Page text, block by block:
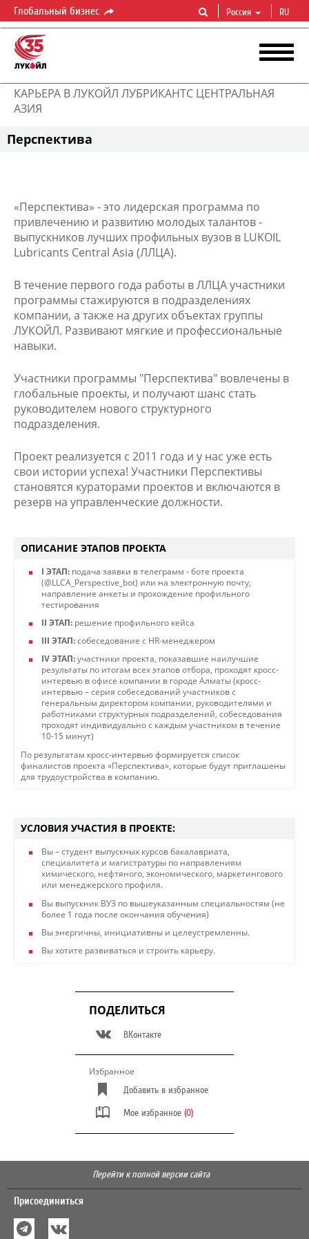
Глобальный бизнес Россия RU
КАРЬЕРА В ЛУКОЙЛ ЛУБРИКАНТС ЦЕНТРАЛЬНАЯ
АЗИЯ
Перспектива
«Перспектива» - это лидерская программа по
привлечению и развитию молодых талантов -
выпускников лучших профильных вузов в LUKOIL
Lubricants Central Asia (ЛЛЦА).
В течение первого года работы в ЛЛЦА участники
программы стажируются в подразделениях
компании, а также на других объектах группы
ЛУКОЙЛ. Развивают мягкие и профессиональные
навыки.
Участники программы "Перспектива" вовлечены в
глобальные проекты, и получают шанс стать
руководителем нового структурного
подразделения.
Проект реализуется с 2011 года и у нас уже есть
свои истории успеха! Участники Перспективы
становятся кураторами проектов и включаются в
резерв на управленческие должности.
ОПИСАНИЕ ЭТАПОВ ПРОЕКТА
I ЭТАП: подача заявки в телеграмм - боте проекта
(@LLCA_Perspective_bot) или на электронную почту,
направление анкеты и прохождение профильного
тестирования
II ЭТАП: решение профильного кейса
III ЭТАП: собеседование с HR-менеджером
IV ЭТАП: участники проекта, показавшие наилучшие
результаты по итогам всех этапов отбора, проходят кросс-
интервью в офисе компании в городе Алматы (кросс-
интервью – серия собеседований участников с
генеральным директором компании, руководителями и
работниками структурных подразделений, собеседования
проходят индивидуально с каждым участником в течение
10-15 минут)
По результатам кросс-интервью формируется список
финалистов проекта «Перспектива», которые будут приглашены
для трудоустройства в компанию.
​​УСЛОВИЯ УЧАСТИЯ В ПРОЕКТЕ:
Вы – студент выпускных курсов бакалавриата,
специалитета и магистратуры по направлениям
химического, нефтяного, экономического, маркетингового
или менеджерского профиля.
Вы выпускник ВУЗ по вышеуказанным специальностям (не
более 1 года после окончания обучения)
Вы энергичны, инициативны и целеустремленны.
Вы хотите развиваться и строить карьеру.
ПОДЕЛИТЬСЯ
ВКонтакте
Избранное
Добавить в избранное
Мое избранное (0)
Перейти к полной версии сайта
Присоединиться